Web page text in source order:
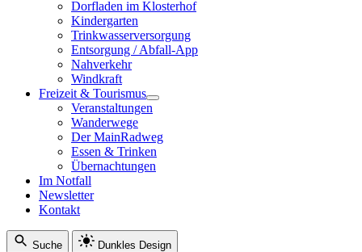
Dorfladen im Klosterhof
Kindergarten
Trinkwasserversorgung
Entsorgung / Abfall-App
Nahverkehr
Windkraft
Freizeit & Tourismus
Veranstaltungen
Wanderwege
Der MainRadweg
Essen & Trinken
Übernachtungen
Im Notfall
Newsletter
Kontakt
Suche Dunkles Design